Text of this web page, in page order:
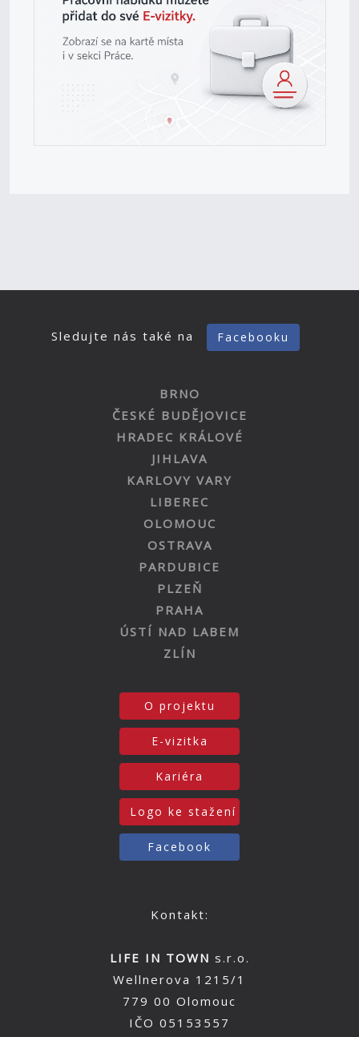
Sledujte nás také na Facebooku
BRNO
ČESKÉ BUDĚJOVICE
HRADEC KRÁLOVÉ
JIHLAVA
KARLOVY VARY
LIBEREC
OLOMOUC
OSTRAVA
PARDUBICE
PLZEŇ
PRAHA
ÚSTÍ NAD LABEM
ZLÍN
O projektu
E-vizitka
Kariéra
Logo ke stažení
Facebook
Kontakt:
LIFE IN TOWN s.r.o.
Wellnerova 1215/1
779 00 Olomouc
IČO 05153557